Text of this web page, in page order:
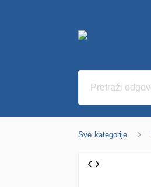
Sve kategorije